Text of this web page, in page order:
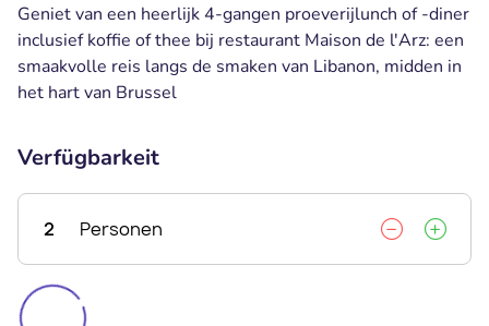
Geniet van een heerlijk 4-gangen proeverijlunch of -diner
inclusief koffie of thee bij restaurant Maison de l'Arz: een
smaakvolle reis langs de smaken van Libanon, midden in
het hart van Brussel
Verfügbarkeit
2 Personen